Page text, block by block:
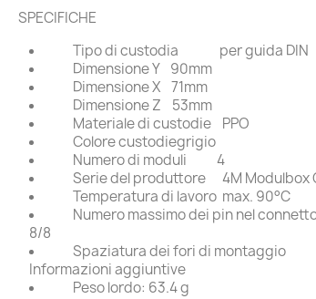
SPECIFICHE
Tipo di custodia
per guida DIN
Dimensione Y 90mm
Dimensione X 71mm
Dimensione Z
53mm
Materiale di custodie
PPO
Colore custodiegrigio
Numero di moduli
4
Serie del produttore
4M Modulbox
Temperatura di lavoro max. 90°C
Numero massimo dei pin nel
8/8
Spaziatura dei fori di montaggio
Informazioni aggiuntive
Peso lordo: 63.4 g